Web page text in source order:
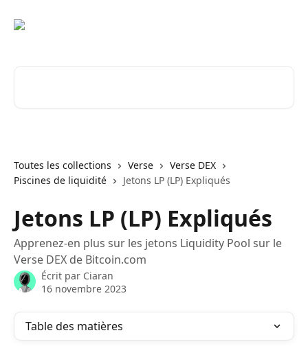
Toutes les collections Verse
Verse DEX
Piscines de liquidité
Jetons LP (LP) Expliqués
Jetons LP (LP) Expliqués
Apprenez-en plus sur les jetons Liquidity Pool sur le
Verse DEX de Bitcoin.com
Écrit par Ciaran
16 novembre 2023
Table des matières